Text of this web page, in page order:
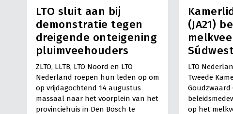
LTO sluit aan bij
demonstratie tegen
dreigende onteigening
pluimveehouders
ZLTO, LLTB, LTO Noord en LTO
Nederland roepen hun leden op om
op vrijdagochtend 14 augustus
massaal naar het voorplein van het
provinciehuis in Den Bosch te
(JA21)
LTO
Tweede
Goudzwaard
op het